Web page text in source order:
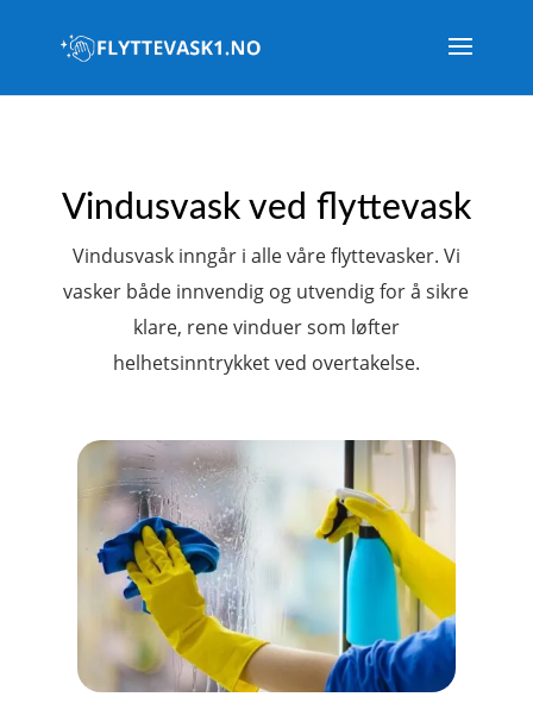
Vindusvask ved flyttevask
Vindusvask inngår i alle våre flyttevasker. Vi
vasker både innvendig og utvendig for å sikre
klare, rene vinduer som løfter
helhetsinntrykket ved overtakelse.